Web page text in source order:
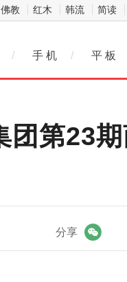
佛教 红木 韩流 简读
/ 手 机 / 平 板
第23
分享